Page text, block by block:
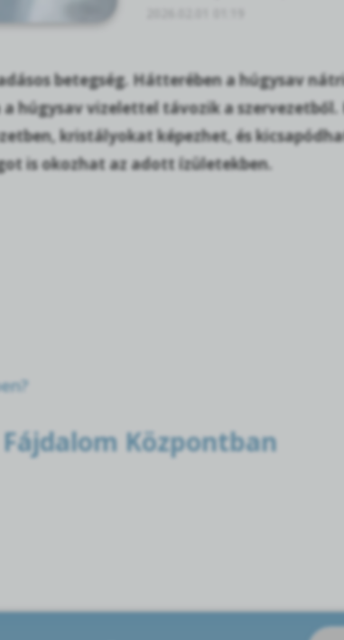
betegség. Hátterében a húgysav
húgysav vizelettel távozik a szervezetből.
kristályokat képezhet, és
is okozhat az adott ízületekben.
Központban